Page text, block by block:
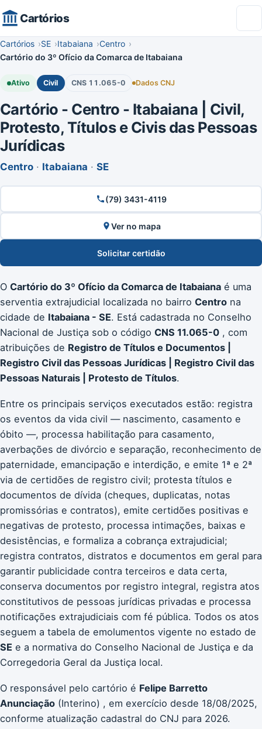
Cartórios
Cartórios SE Itabaiana
Centro
Cartório do 3º Ofício da Comarca de Itabaiana
Ativo Civil CNS 11.065-0 Dados CNJ
Cartório - Centro - Itabaiana | Civil,
Protesto, Títulos e Civis das Pessoas
Jurídicas
Centro · Itabaiana · SE
(79) 3431-4119
Ver no mapa
Solicitar certidão
O Cartório do 3º Ofício da Comarca de Itabaiana é uma
serventia extrajudicial localizada no bairro Centro na
cidade de Itabaiana - SE. Está cadastrada no Conselho
Nacional de Justiça sob o código CNS 11.065-0 , com
atribuições de Registro de Títulos e Documentos |
Registro Civil das Pessoas Jurídicas | Registro Civil das
Pessoas Naturais | Protesto de Títulos.
Entre os principais serviços executados estão: registra
os eventos da vida civil — nascimento, casamento e
óbito —, processa habilitação para casamento,
averbações de divórcio e separação, reconhecimento de
paternidade, emancipação e interdição, e emite 1ª e 2ª
via de certidões de registro civil; protesta títulos e
documentos de dívida (cheques, duplicatas, notas
promissórias e contratos), emite certidões positivas e
negativas de protesto, processa intimações, baixas e
desistências, e formaliza a cobrança extrajudicial;
registra contratos, distratos e documentos em geral para
garantir publicidade contra terceiros e data certa,
conserva documentos por registro integral, registra atos
constitutivos de pessoas jurídicas privadas e processa
notificações extrajudiciais com fé pública. Todos os atos
seguem a tabela de emolumentos vigente no estado de
SE e a normativa do Conselho Nacional de Justiça e da
Corregedoria Geral da Justiça local.
O responsável pelo cartório é Felipe Barretto
Anunciação (Interino) , em exercício desde 18/08/2025,
conforme atualização cadastral do CNJ para 2026.